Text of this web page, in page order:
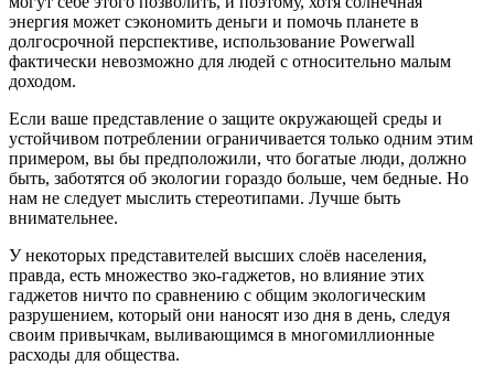
энергия может сэкономить деньги и помочь планете в
долгосрочной перспективе, использование Powerwall
фактически невозможно для людей с относительно малым
доходом.
Если ваше представление о защите окружающей среды и
устойчивом потреблении ограничивается только одним этим
примером, вы бы предположили, что богатые люди, должно
быть, заботятся об экологии гораздо больше, чем бедные. Но
нам не следует мыслить стереотипами. Лучше быть
внимательнее.
У некоторых представителей высших слоёв населения,
правда, есть множество эко-гаджетов, но влияние этих
гаджетов ничто по сравнению с общим экологическим
разрушением, который они наносят изо дня в день, следуя
своим привычкам, выливающимся в многомиллионные
расходы для общества.